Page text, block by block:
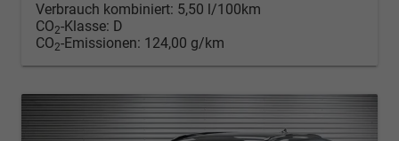
Verbrauch kombiniert: 5,50 l/100km
CO2-Klasse: D
CO2-Emissionen: 124,00 g/km